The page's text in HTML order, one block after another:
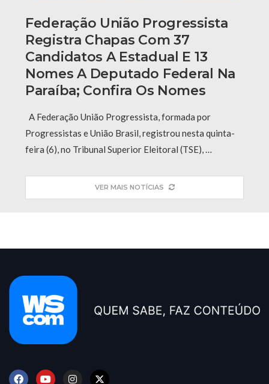
Federação União Progressista
Registra Chapas Com 37
Candidatos A Estadual E 13
Nomes A Deputado Federal Na
Paraíba; Confira Os Nomes
A Federação União Progressista, formada por
Progressistas e União Brasil, registrou nesta quinta-
feira (6), no Tribunal Superior Eleitoral (TSE), …
VER MAIS NOTÍCIAS